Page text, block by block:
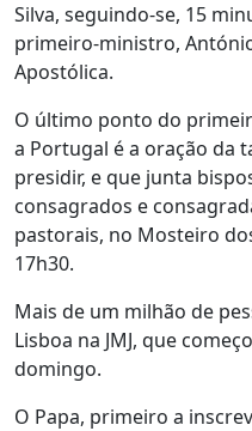
Silva, seguindo-se, 15
primeiro-ministro,
Apostólica.
O último ponto do
a Portugal é a oração da
presidir, e que junta
consagrados e
pastorais, no Mosteiro
17h30.
Mais de um milhão de
Lisboa na JMJ, que
domingo.
O Papa, primeiro a